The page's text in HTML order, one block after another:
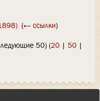
‎ (← ссылки)
50) (20 | 50 |